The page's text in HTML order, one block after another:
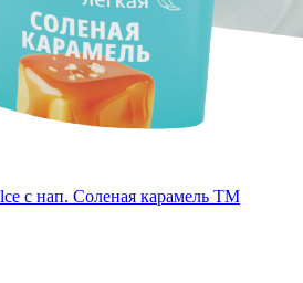
с нап. Соленая карамель TM